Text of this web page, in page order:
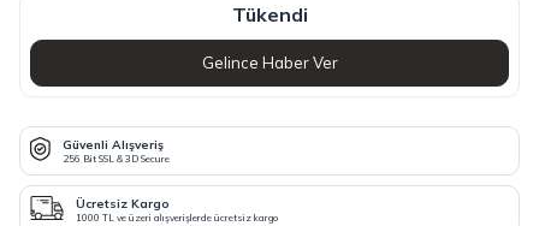
Tükendi
Gelince Haber Ver
Güvenli Alışveriş
256 Bit SSL & 3D Secure
Ücretsiz Kargo
1000 TL ve üzeri alışverişlerde ücretsiz kargo